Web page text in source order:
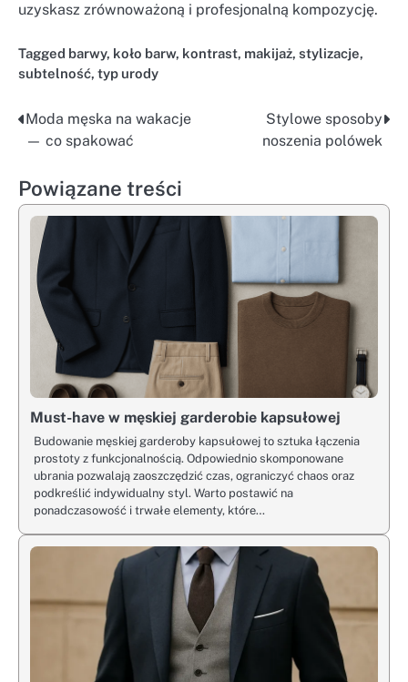
uzyskasz zrównoważoną i profesjonalną kompozycję.
Tagged barwy, koło barw, kontrast, makijaż, stylizacje,
subtelność, typ urody
Nawigacja
wpisu
Moda męska na wakacje
— co spakować
Stylowe sposoby
noszenia polówek
Powiązane treści
Must-have w męskiej garderobie kapsułowej
Budowanie męskiej garderoby kapsułowej to sztuka łączenia
prostoty z funkcjonalnością. Odpowiednio skomponowane
ubrania pozwalają zaoszczędzić czas, ograniczyć chaos oraz
podkreślić indywidualny styl. Warto postawić na
ponadczasowość i trwałe elementy, które…